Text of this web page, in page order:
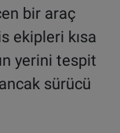
bir araç
ekipleri kısa
yerini tespit
sürücü